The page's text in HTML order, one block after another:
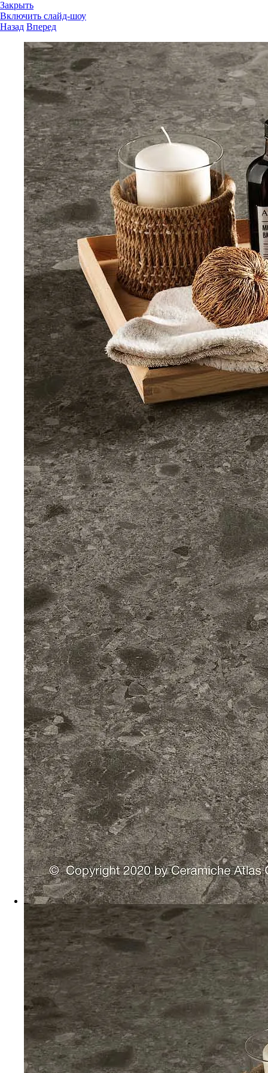
Закрыть
Включить слайд-шоу
Назад Вперед